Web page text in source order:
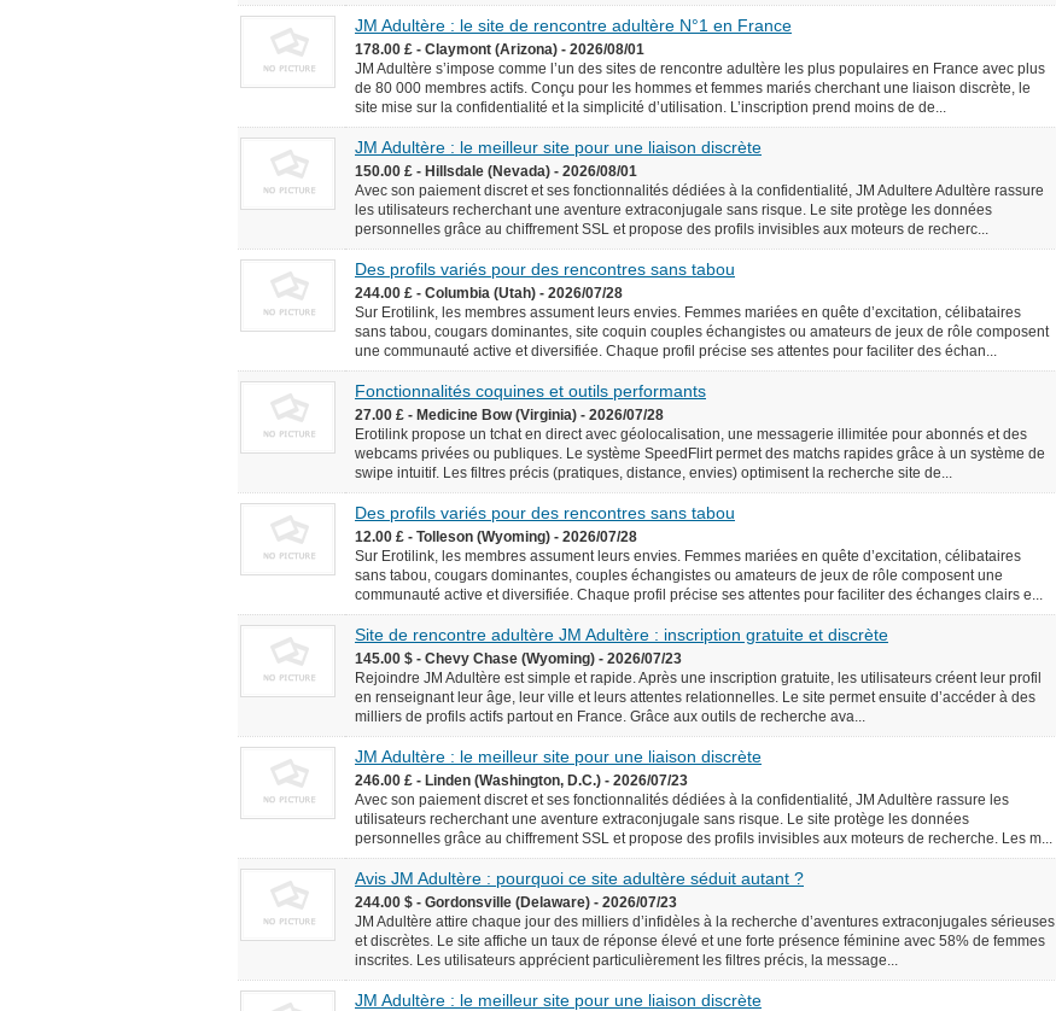
JM Adultère : le site de rencontre adultère N°1 en France
178.00 £ - Claymont (Arizona) - 2026/08/01
JM Adultère s’impose comme l’un des sites de rencontre adultère les plus populaires en France avec plus
de 80 000 membres actifs. Conçu pour les hommes et femmes mariés cherchant une liaison discrète, le
site mise sur la confidentialité et la simplicité d’utilisation. L’inscription prend moins de de...
JM Adultère : le meilleur site pour une liaison discrète
150.00 £ - Hillsdale (Nevada) - 2026/08/01
Avec son paiement discret et ses fonctionnalités dédiées à la confidentialité, JM Adultere Adultère rassure
les utilisateurs recherchant une aventure extraconjugale sans risque. Le site protège les données
personnelles grâce au chiffrement SSL et propose des profils invisibles aux moteurs de recherc...
Des profils variés pour des rencontres sans tabou
244.00 £ - Columbia (Utah) - 2026/07/28
Sur Erotilink, les membres assument leurs envies. Femmes mariées en quête d’excitation, célibataires
sans tabou, cougars dominantes, site coquin couples échangistes ou amateurs de jeux de rôle composent
une communauté active et diversifiée. Chaque profil précise ses attentes pour faciliter des échan...
Fonctionnalités coquines et outils performants
27.00 £ - Medicine Bow (Virginia) - 2026/07/28
Erotilink propose un tchat en direct avec géolocalisation, une messagerie illimitée pour abonnés et des
webcams privées ou publiques. Le système SpeedFlirt permet des matchs rapides grâce à un système de
swipe intuitif. Les filtres précis (pratiques, distance, envies) optimisent la recherche site de...
Des profils variés pour des rencontres sans tabou
12.00 £ - Tolleson (Wyoming) - 2026/07/28
Sur Erotilink, les membres assument leurs envies. Femmes mariées en quête d’excitation, célibataires
sans tabou, cougars dominantes, couples échangistes ou amateurs de jeux de rôle composent une
communauté active et diversifiée. Chaque profil précise ses attentes pour faciliter des échanges clairs e...
Site de rencontre adultère JM Adultère : inscription gratuite et discrète
145.00 $ - Chevy Chase (Wyoming) - 2026/07/23
Rejoindre JM Adultère est simple et rapide. Après une inscription gratuite, les utilisateurs créent leur profil
en renseignant leur âge, leur ville et leurs attentes relationnelles. Le site permet ensuite d’accéder à des
milliers de profils actifs partout en France. Grâce aux outils de recherche ava...
JM Adultère : le meilleur site pour une liaison discrète
246.00 £ - Linden (Washington, D.C.) - 2026/07/23
Avec son paiement discret et ses fonctionnalités dédiées à la confidentialité, JM Adultère rassure les
utilisateurs recherchant une aventure extraconjugale sans risque. Le site protège les données
personnelles grâce au chiffrement SSL et propose des profils invisibles aux moteurs de recherche. Les m...
Avis JM Adultère : pourquoi ce site adultère séduit autant ?
244.00 $ - Gordonsville (Delaware) - 2026/07/23
JM Adultère attire chaque jour des milliers d’infidèles à la recherche d’aventures extraconjugales sérieuses
et discrètes. Le site affiche un taux de réponse élevé et une forte présence féminine avec 58% de femmes
inscrites. Les utilisateurs apprécient particulièrement les filtres précis, la message...
JM Adultère : le meilleur site pour une liaison discrète